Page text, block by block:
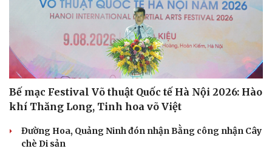
Sức khỏe
Sản phụ khoa
Nhi khoa
Nam khoa
Làm đẹp - giảm cân
Phòng mạch online
Ăn sạch sống khỏe
Đời sống
Nhà đẹp
Blog
Tình yêu - Gia đình
Bế mạc Festival Võ thuật Quốc tế Hà Nội 2026: Hào
khí Thăng Long, Tinh hoa võ Việt
Đường Hoa, Quảng Ninh đón nhận Bằng công nhận Cây
chè Di sản